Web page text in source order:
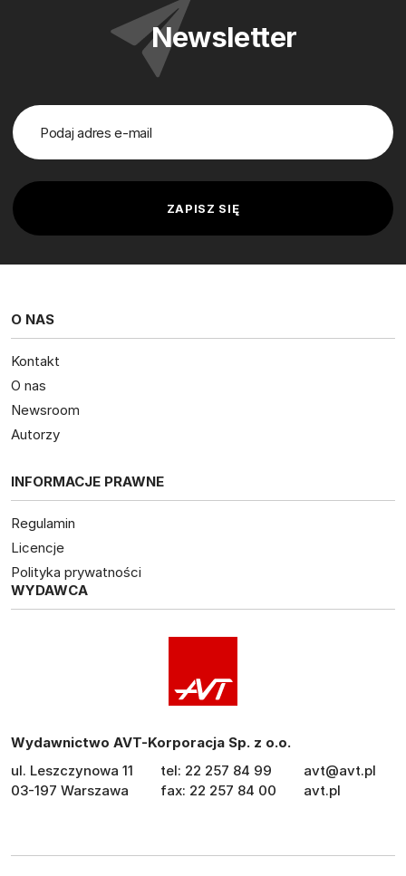
Newsletter
O NAS
Kontakt
O nas
Newsroom
Autorzy
INFORMACJE PRAWNE
Regulamin
Licencje
Polityka prywatności
WYDAWCA
Wydawnictwo AVT-Korporacja Sp. z o.o.
ul. Leszczynowa 11
03-197 Warszawa
tel: 22 257 84 99
fax: 22 257 84 00
avt@avt.pl
avt.pl